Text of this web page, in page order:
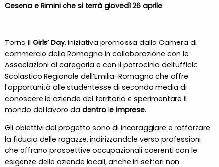
Cesena e Rimini che si terrà giovedì 26 aprile
Torna il Girls’ Day, iniziativa promossa dalla Camera di
commercio della Romagna in collaborazione con le
Associazioni di categoria e con il patrocinio dell’Ufficio
Scolastico Regionale dell’Emilia-Romagna che offre
l’opportunità alle studentesse di seconda media di
conoscere le aziende del territorio e sperimentare il
mondo del lavoro da dentro le imprese.
Gli obiettivi del progetto sono di incoraggiare e rafforzare
la fiducia delle ragazze, indirizzandole verso professioni
che offrano prospettive occupazionali coerenti con le
esigenze delle aziende locali, anche in settori non